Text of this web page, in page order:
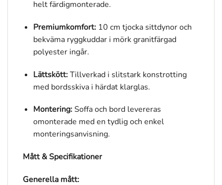
helt färdigmonterade.
Premiumkomfort:10 cm tjocka sittdynor och
bekväma ryggkuddar i mörk granitfärgad
polyester ingår.
Lättskött:Tillverkad i slitstark konstrotting
med bordsskiva i härdat klarglas.
Montering:Soffa och bord levereras
omonterade med en tydlig och enkel
monteringsanvisning.
Mått & Specifikationer
Generella mått: